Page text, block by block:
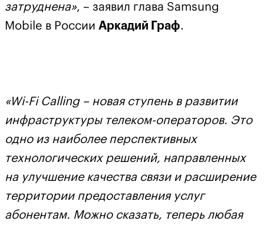
затруднена», – заявил глава Samsung
Mobile в России Аркадий Граф.
«Wi-Fi Calling – новая ступень в развитии
инфраструктуры телеком-операторов. Это
одно из наиболее перспективных
технологических решений, направленных
на улучшение качества связи и расширение
территории предоставления услуг
абонентам. Можно сказать, теперь любая